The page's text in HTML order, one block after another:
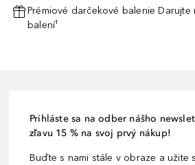
Prémiové darčekové balenie Darujte
balení¹
Prihláste sa na odber nášho
zľavu 15 % na svoj prvý nákup!
Buďte s nami stále v obraze a užite